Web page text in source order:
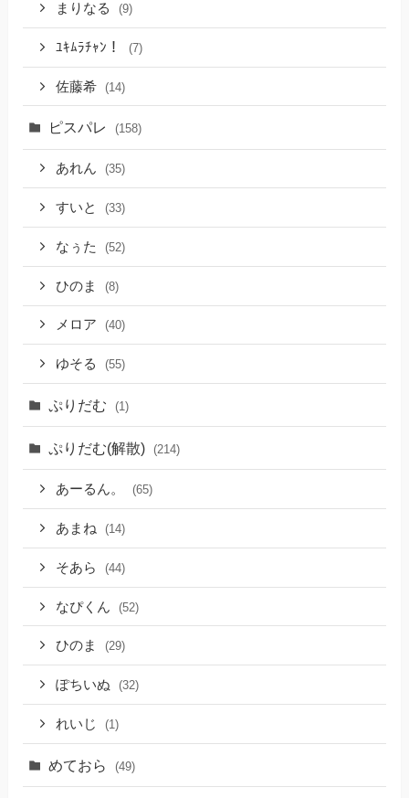
まりなる (9)
ﾕｷﾑﾗﾁｬﾝ！ (7)
佐藤希 (14)
ピスパレ (158)
あれん (35)
すいと (33)
なぅた (52)
ひのま (8)
メロア (40)
ゆそる (55)
ぷりだむ (1)
ぷりだむ(解散) (214)
あーるん。 (65)
あまね (14)
そあら (44)
なぴくん (52)
ひのま (29)
ぽちいぬ (32)
れいじ (1)
めておら (49)